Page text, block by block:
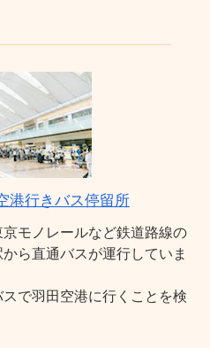
港行きバス停留所
モノレールなど鉄道路線の
ら直通バスが運行していま
で羽田空港に行くことを検